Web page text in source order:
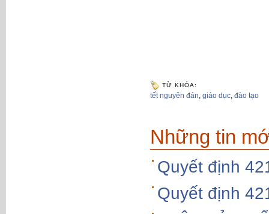
TỪ KHÓA:
tết nguyên đán, giáo dục, đào tạo
Những tin
Quyết định
Quyết định